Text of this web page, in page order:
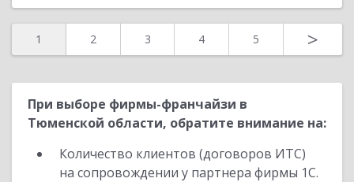
1 2 3 4 5 >
При выборе фирмы-франчайзи в
Тюменской области, обратите внимание на:
Количество клиентов (договоров ИТС)
на сопровождении у партнера фирмы 1С.